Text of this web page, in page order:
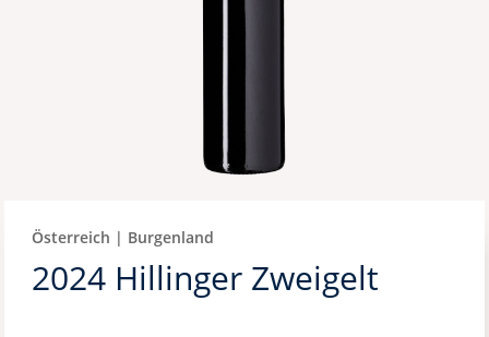
Österreich | Burgenland
2024 Hillinger Zweigelt